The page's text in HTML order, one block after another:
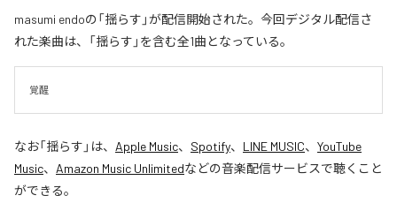
masumi endoの「揺らす」が配信開始された。今回デジタル配信さ
れた楽曲は、「揺らす」を含む全1曲となっている。
覚醒
なお「揺らす 」は、 Apple Music、 Spotify、 LINE MUSIC、 YouTube
Music、 Amazon Music Unlimitedなどの音楽配信サービスで聴くこと
ができる。